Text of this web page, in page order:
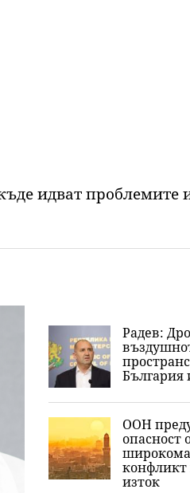
идват проблемите
Радев:
България
ООН
опасност
конфликт
изток